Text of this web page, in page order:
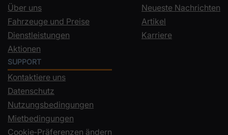
Über uns
Fahrzeuge und Preise
Dienstleistungen
Aktionen
Neueste Nachrichten
Artikel
Karriere
SUPPORT
Kontaktiere uns
Datenschutz
Nutzungsbedingungen
Mietbedingungen
Cookie‑Präferenzen ändern